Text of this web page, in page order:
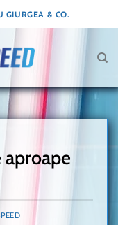
GIURGEA & CO.